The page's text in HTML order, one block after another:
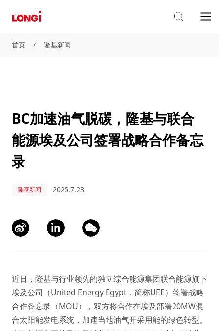
首页 / 隆基新闻
BC加速油气脱碳，隆基与联合
能源埃及公司签署战略合作备忘
录
隆基新闻 2025.7.23
近日，隆基与行业领先的独立综合能源集团联合能源旗下
埃及公司（United Energy Egypt，简称UEE）签署战略
合作备忘录（MOU），双方将合作在埃及部署20MW混
合太阳能发电系统，加速当地油气开采用能的绿色转型。